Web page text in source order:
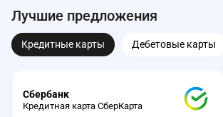
Лучшие предложения
Кредитные карты Дебетовые карты
Сбербанк
Кредитная карта СберКарта